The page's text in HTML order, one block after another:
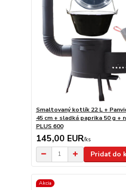
Smaltovaný kotlík 22 L +
45 cm + sladká paprika 50 g +
PLUS 600
145,00 EUR/ks
Pridať do
Akcia